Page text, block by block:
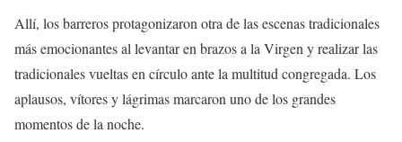
Allí, los barreros protagonizaron otra de las escenas tradicionales
más emocionantes al levantar en brazos a la Virgen y realizar las
tradicionales vueltas en círculo ante la multitud congregada. Los
aplausos, vítores y lágrimas marcaron uno de los grandes
momentos de la noche.